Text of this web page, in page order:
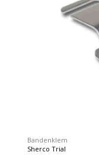
Bandenklem
Sherco Trial